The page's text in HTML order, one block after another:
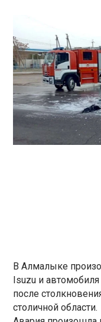
В Алмалыке
Isuzu и
после
столичной области.